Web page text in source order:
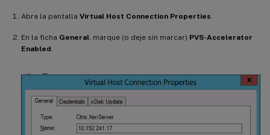
Abra la pantalla Virtual Host Connection Properties.
En la ficha General, marque (o deje sin marcar) PVS-Accelerator
Enabled.